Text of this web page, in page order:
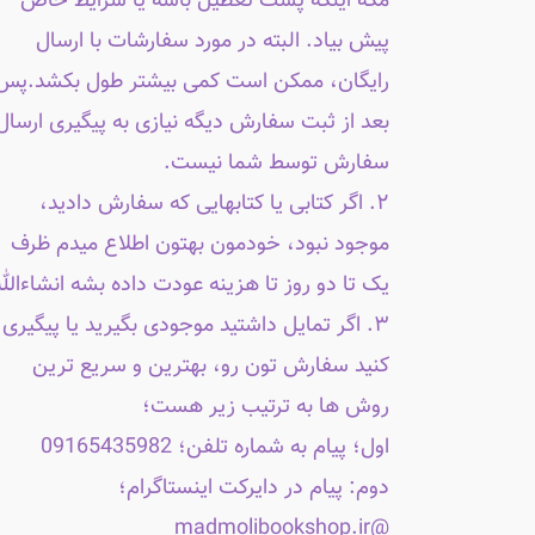
پیش بیاد. البته در مورد سفارشات با ارسال
رایگان، ممکن است کمی بیشتر طول
بعد از ثبت سفارش دیگه نیازی به پیگیری
سفارش توسط شما نیست.
۲. اگر کتابی یا کتابهایی که سفارش دادید،
موجود نبود، خودمون بهتون اطلاع میدم ظرف
یک تا دو روز تا هزینه عودت داده بشه
۳. اگر تمایل داشتید موجودی بگیرید یا پیگیری
کنید سفارش تون رو، بهترین و سریع ترین
روش ها به ترتیب زیر هست؛
اول؛ پیام به شماره تلفن؛ 09165435982
دوم: پیام در دایرکت اینستاگرام؛